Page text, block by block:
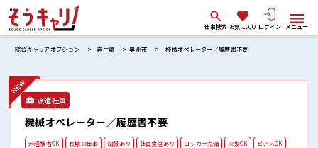
仕事検索 お気に入り ログイン メニュー
綜合キャリアオプション 岩手県 奥州市 機械オペレーター／履歴書不要
派遣社員
機械オペレーター／履歴書不要
未経験者OK 長期の仕事 制服あり 社員食堂あり ロッカー完備 染髪OK
ピアスOK